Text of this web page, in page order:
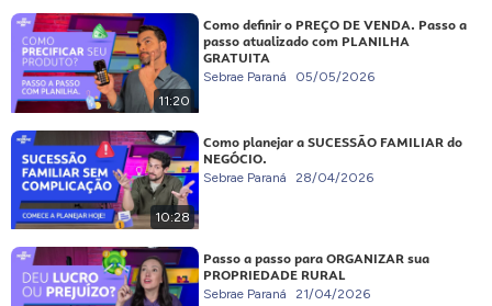
11:20
Como definir o PREÇO DE VENDA. Passo a
passo atualizado com PLANILHA
GRATUITA
Sebrae Paraná 05/05/2026
10:28
Como planejar a SUCESSÃO FAMILIAR do
NEGÓCIO.
Sebrae Paraná 28/04/2026
Passo a passo para ORGANIZAR sua
PROPRIEDADE RURAL
Sebrae Paraná 21/04/2026